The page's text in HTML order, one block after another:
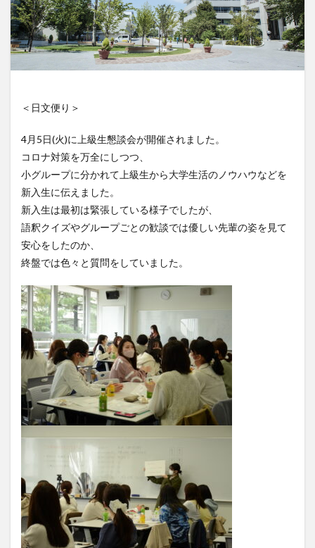
＜日文便り＞
4月5日(火)に上級生懇談会が開催されました。
コロナ対策を万全にしつつ、
小グループに分かれて上級生から大学生活のノウハウなどを
新入生に伝えました。
新入生は最初は緊張している様子でしたが、
語釈クイズやグループごとの歓談では優しい先輩の姿を見て
安心をしたのか、
終盤では色々と質問をしていました。